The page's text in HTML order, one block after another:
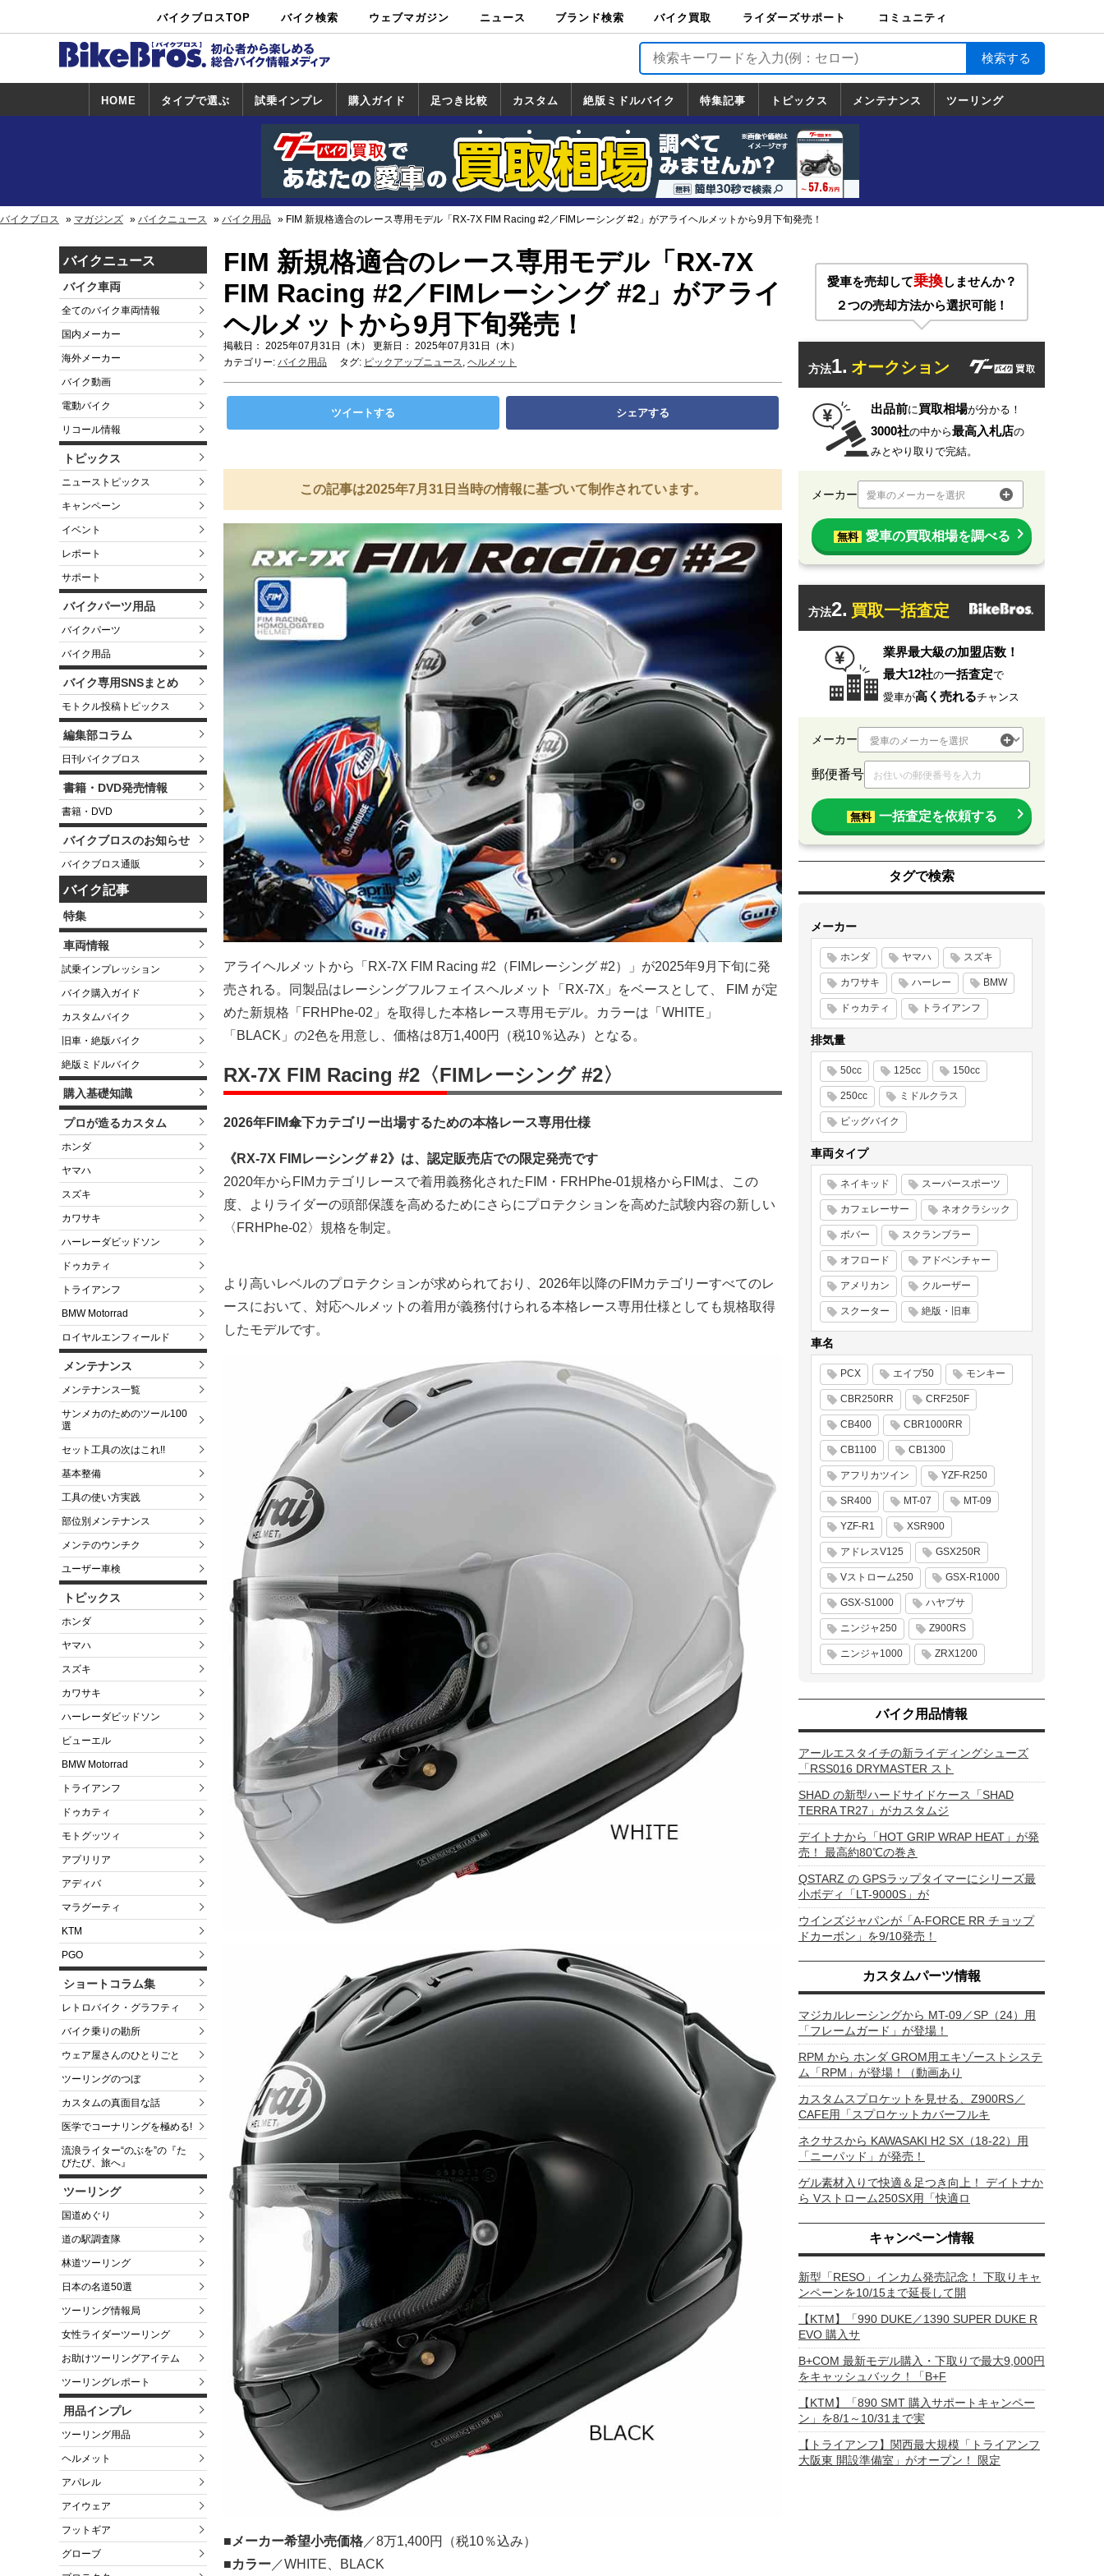
バイクブロスTOP バイク検索
中古バイ
ク・新車検
カタログ検
索
ショップ検
索
ウェブマガジン ニュース ブランド検索 バイク買取
バイク買取
ライダーズサポート
ライダーズサポート
TOP
バイク輸送
バイクガレージライ
フ
バイク車両保険
ロードサービス
バイク試乗
コミュニティ
HOME タイプで選ぶ 試乗インプレ
試乗インプレ
一覧
ホンダ
ヤマハ
スズキ
カワサキ
ハーレー
BMW
トライアンフ
ドゥカティ
購入ガイド
一覧
足つき比較 カスタム
カスタム
一覧
ホンダ
ヤマハ
スズキ
カワサキ
絶版ミドルバイク
絶版ミドルバイク
一覧
ホンダ
ヤマハ
スズキ
カワサキ
特集記事 トピックス
トピックス
一覧
ホンダ
ヤマハ
スズキ
カワサキ
ハーレーダ
ビッドソン
BMW
ドゥカティ
トライアン
フ
メンテナンス ツーリング
道の駅調査隊
ツーリング情報局
日本の道50選
国道めぐり
林道ツーリング
バイクブロス マガジンズ バイクニュース バイク用品 FIM 新規格適合のレース専用モデル「RX-7X FIM Racing #2／FIMレーシング #2」がアライヘルメットから9月下旬発売！
バイクニュース
バイク車両
全てのバイク車両情報
国内メーカー
海外メーカー
バイク動画
電動バイク
リコール情報
トピックス
ニューストピックス
キャンペーン
イベント
レポート
サポート
バイクパーツ用品
バイクパーツ
バイク用品
バイク専用SNSまとめ
モトクル投稿トピックス
編集部コラム
日刊バイクブロス
書籍・DVD発売情報
書籍・DVD
バイクブロスのお知らせ
バイクブロス通販
バイク記事
特集
車両情報
試乗インプレッション
バイク購入ガイド
カスタムバイク
旧車・絶版バイク
絶版ミドルバイク
購入基礎知識
プロが造るカスタム
ホンダ
ヤマハ
スズキ
カワサキ
ハーレーダビッドソン
ドゥカティ
トライアンフ
BMW Motorrad
ロイヤルエンフィールド
メンテナンス
メンテナンス一覧
サンメカのためのツール100
選
セット工具の次はこれ!!
基本整備
工具の使い方実践
部位別メンテナンス
メンテのウンチク
ユーザー車検
トピックス
ホンダ
ヤマハ
スズキ
カワサキ
ハーレーダビッドソン
ビューエル
BMW Motorrad
トライアンフ
ドゥカティ
モトグッツィ
アプリリア
アディバ
マラグーティ
KTM
PGO
ショートコラム集
レトロバイク・グラフティ
バイク乗りの勘所
ウェア屋さんのひとりごと
ツーリングのつぼ
カスタムの真面目な話
医学でコーナリングを極める!
流浪ライター“のぶを”の『た
びたび、旅へ』
ツーリング
国道めぐり
道の駅調査隊
林道ツーリング
日本の名道50選
ツーリング情報局
女性ライダーツーリング
お助けツーリングアイテム
ツーリングレポート
用品インプレ
ツーリング用品
ヘルメット
アパレル
アイウェア
フットギア
グローブ
FIM 新規格適合のレース専用モデル「RX-7X
FIM Racing #2／FIMレーシング #2」がアライ
ヘルメットから9月下旬発売！
掲載日： 2025年07月31日（木） 更新日： 2025年07月31日（木）
カテゴリー: バイク用品 タグ: ピックアップニュース, ヘルメット
ツイートする シェアする
この記事は2025年7月31日当時の情報に基づいて制作されています。
アライヘルメットから「RX-7X FIM Racing #2（FIMレーシング #2）」が2025年9月下旬に発
売される。同製品はレーシングフルフェイスヘルメット「RX-7X」をベースとして、 FIM が定
めた新規格「FRHPhe-02」を取得した本格レース専用モデル。カラーは「WHITE」
「BLACK」の2色を用意し、価格は8万1,400円（税10％込み）となる。
RX-7X FIM Racing #2〈FIMレーシング #2〉
2026年FIM傘下カテゴリー出場するための本格レース専用仕様
《RX-7X FIMレーシング＃2》は、認定販売店での限定発売です
2020年からFIMカテゴリレースで着用義務化されたFIM・FRHPhe-01規格からFIMは、この
度、よりライダーの頭部保護を高めるためにさらにプロテクションを高めた試験内容の新しい
〈FRHPhe-02〉規格を制定。
より高いレベルのプロテクションが求められており、2026年以降のFIMカテゴリーすべてのレ
ースにおいて、対応ヘルメットの着用が義務付けられる本格レース専用仕様としても規格取得
したモデルです。
■メーカー希望小売価格 ／8万1,400円（税10％込み）
■カラー ／WHITE、BLACK
愛車を売却して乗換しませんか？
２つの売却方法から選択可能！
方法1. オークション
出品前に買取相場が分かる！
3000社の中から最高入札店の
みとやり取りで完結。
メーカー 愛車のメーカーを選択
無料 愛車の買取相場を調べる
方法2. 買取一括査定
業界最大級の加盟店数！
最大12社の一括査定で
愛車が高く売れるチャンス
メーカー
郵便番号
無料 一括査定を依頼する
タグで検索
メーカー
ホンダ ヤマハ スズキ
カワサキ ハーレー BMW
ドゥカティ トライアンフ
排気量
50cc 125cc 150cc
250cc ミドルクラス
ビッグバイク
車両タイプ
ネイキッド スーパースポーツ
カフェレーサー ネオクラシック
ボバー スクランブラー
オフロード アドベンチャー
アメリカン クルーザー
スクーター 絶版・旧車
車名
PCX エイプ50 モンキー
CBR250RR CRF250F
CB400 CBR1000RR
CB1100 CB1300
アフリカツイン YZF-R250
SR400 MT-07 MT-09
YZF-R1 XSR900
アドレスV125 GSX250R
Vストローム250 GSX-R1000
GSX-S1000 ハヤブサ
ニンジャ250 Z900RS
ニンジャ1000 ZRX1200
バイク用品情報
アールエスタイチの新ライディングシューズ
「RSS016 DRYMASTER スト
SHAD の新型ハードサイドケース「SHAD
TERRA TR27」がカスタムジ
デイトナから「HOT GRIP WRAP HEAT」が発
売！ 最高約80℃の巻き
QSTARZ の GPSラップタイマーにシリーズ最
小ボディ「LT-9000S」が
ウインズジャパンが「A-FORCE RR チョップ
ドカーボン」を9/10発売！
カスタムパーツ情報
マジカルレーシングから MT-09／SP（24）用
「フレームガード」が登場！
RPM から ホンダ GROM用エキゾーストシステ
ム「RPM」が登場！（動画あり
カスタムスプロケットを見せる、Z900RS／
CAFE用「スプロケットカバーフルキ
ネクサスから KAWASAKI H2 SX（18-22）用
「ニーパッド」が発売！
ゲル素材入りで快適＆足つき向上！ デイトナか
ら Vストローム250SX用「快適ロ
キャンペーン情報
新型「RESO」インカム発売記念！ 下取りキャ
ンペーンを10/15まで延長して開
【KTM】「990 DUKE／1390 SUPER DUKE R
EVO 購入サ
B+COM 最新モデル購入・下取りで最大9,000円
をキャッシュバック！「B+F
【KTM】「890 SMT 購入サポートキャンペー
ン」を8/1～10/31まで実
【トライアンフ】関西最大規模「トライアンフ
大阪東 開設準備室」がオープン！ 限定